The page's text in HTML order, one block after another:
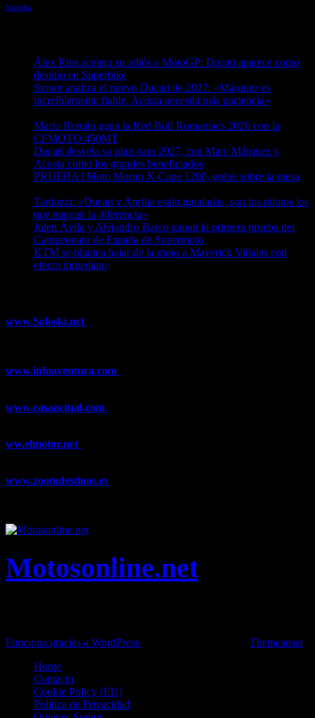
Yamaha
Álex Rins acelera su adiós a MotoGP: Ducati aparece como
destino en Superbike
Stoner analiza el nuevo Ducati de 2027: «Márquez es
increíblemente fiable, Acosta necesita más paciencia»
Mario Román gana la Red Bull Romaniacs 2026 con la
CFMOTO 450MT
Ducati desvela su plan para 2027, con Marc Márquez y
Acosta como los grandes beneficiados
PRUEBA | Moto Morini X-Cape 1200, golpe sobre la mesa
Tardozzi: «Ducati y Aprilia están igualadas, son los pilotos los
que marcan la diferencia»
Julen Ávila y Alejandro Barco ganan la primera prueba del
Campeonato de España de Supermoto
KTM se plantea bajar de la moto a Maverick Viñales con
efecto inmediato
www.Soloski.net
www.infoaventura.com
www.casaactual.com
ww.elmotor.net
www.zoomdestinos.es
Motosonline.net
Funciona gracias a WordPress
Themeansar.
Home
Contacto
Cookie Policy (EU)
Política de Privacidad